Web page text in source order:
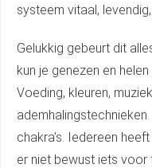
systeem vitaal,
Gelukkig gebeurt dit
kun je genezen en
Voeding, kleuren,
chakra’s. Iedereen
er niet bewust iets voor